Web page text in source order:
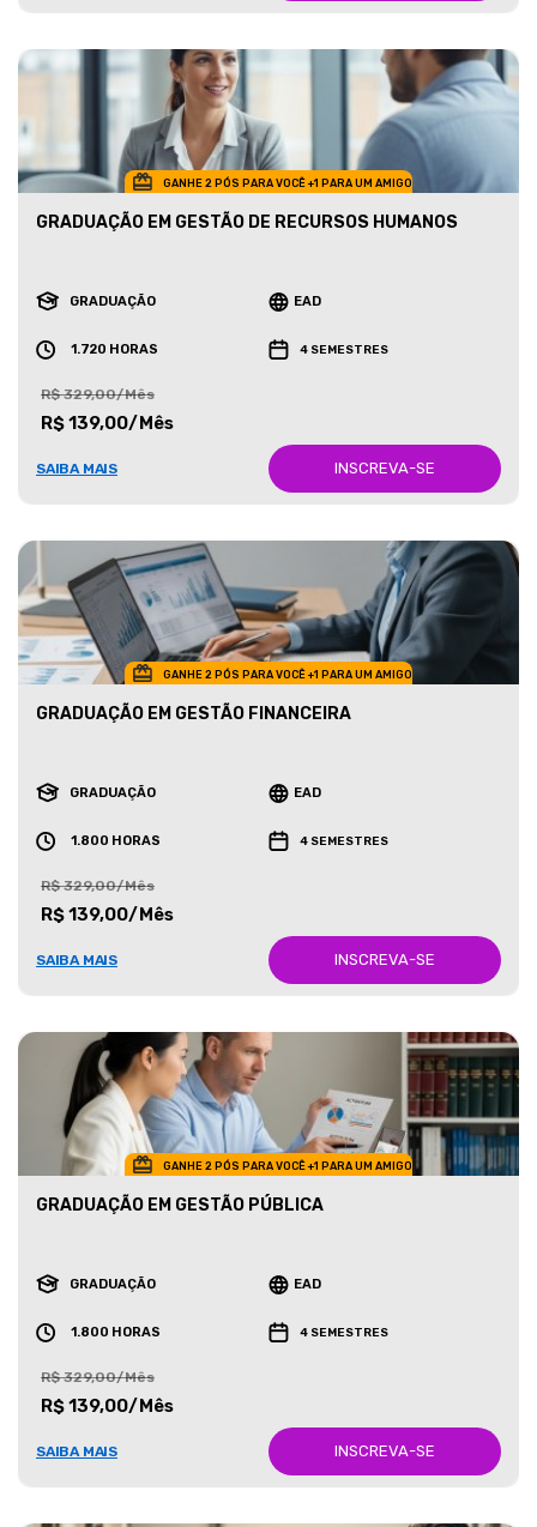
GANHE 2 PÓS PARA VOCÊ +1 PARA UM AMIGO
GRADUAÇÃO EM GESTÃO DE RECURSOS HUMANOS
GRADUAÇÃO EAD
1.720 HORAS 4 SEMESTRES
R$ 329,00/Mês
R$ 139,00/Mês
SAIBA MAIS INSCREVA-SE
GANHE 2 PÓS PARA VOCÊ +1 PARA UM AMIGO
GRADUAÇÃO EM GESTÃO FINANCEIRA
GRADUAÇÃO EAD
1.800 HORAS 4 SEMESTRES
R$ 329,00/Mês
R$ 139,00/Mês
SAIBA MAIS INSCREVA-SE
GANHE 2 PÓS PARA VOCÊ +1 PARA UM AMIGO
GRADUAÇÃO EM GESTÃO PÚBLICA
GRADUAÇÃO EAD
1.800 HORAS 4 SEMESTRES
R$ 329,00/Mês
R$ 139,00/Mês
SAIBA MAIS INSCREVA-SE